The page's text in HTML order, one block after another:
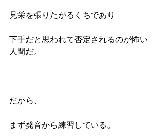
見栄を張りたがるくちであり
下手だと思われて否定されるのが怖い
人間だ。
だから、
まず発音から練習している。